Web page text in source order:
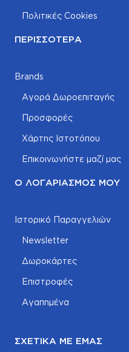
Πολιτικές Cookies
ΠΕΡΙΣΣΌΤΕΡΑ
Brands
Αγορά Δωροεπιταγής
Προσφορές
Χάρτης Ιστοτόπου
Επικοινωνήστε μαζί μας
Ο ΛΟΓΑΡΙΑΣΜΌΣ ΜΟΥ
Ιστορικό Παραγγελιών
Newsletter
Δωροκάρτες
Επιστροφές
Αγαπημένα
ΣΧΕΤΙΚΆ ΜΕ ΕΜΆΣ